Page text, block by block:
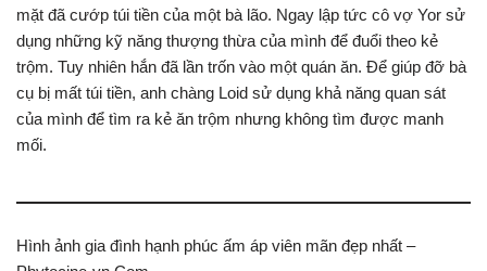
mặt đã cướp túi tiền của một bà lão. Ngay lập tức cô vợ Yor sử
dụng những kỹ năng thượng thừa của mình để đuổi theo kẻ
trộm. Tuy nhiên hắn đã lần trốn vào một quán ăn. Để giúp đỡ bà
cụ bị mất túi tiền, anh chàng Loid sử dụng khả năng quan sát
của mình để tìm ra kẻ ăn trộm nhưng không tìm được manh
mối.
Hình ảnh gia đình hạnh phúc ấm áp viên mãn đẹp nhất –